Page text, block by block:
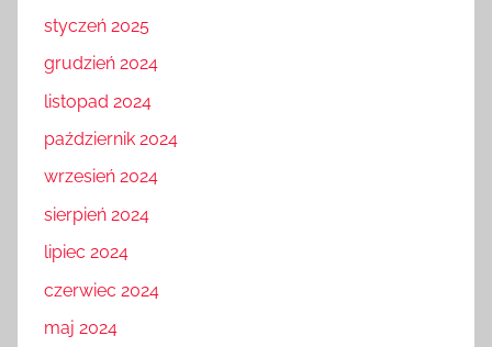
styczeń 2025
grudzień 2024
listopad 2024
październik 2024
wrzesień 2024
sierpień 2024
lipiec 2024
czerwiec 2024
maj 2024